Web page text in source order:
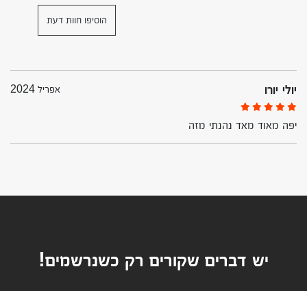
הוסיפו חוות דעת
יולי יורו אפריל 2024
יפה מאוד מאד נהנתי מזה
יש דברים שקורים רק כשנרשמים!